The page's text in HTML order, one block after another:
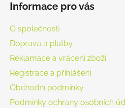
Informace pro vás
O společnosti
Doprava a platby
Reklamace a vrácení zboží
Registrace a přihlášení
Obchodní podmínky
Podmínky ochrany osobních